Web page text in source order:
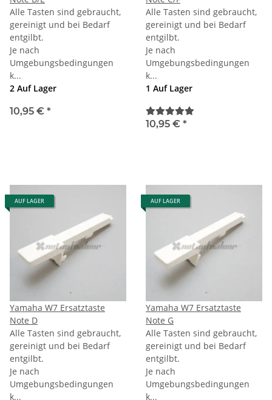
Alle Tasten sind gebraucht,
gereinigt und bei Bedarf
entgilbt.
Je nach
Umgebungsbedingungen
k...
2 Auf Lager
10,95 € *
Alle Tasten sind gebraucht,
gereinigt und bei Bedarf
entgilbt.
Je nach
Umgebungsbedingungen
k...
1 Auf Lager
10,95 € *
AUF LAGER
Yamaha W7 Ersatztaste
Note D
Alle Tasten sind gebraucht,
gereinigt und bei Bedarf
entgilbt.
Je nach
Umgebungsbedingungen
k...
AUF LAGER
Yamaha W7 Ersatztaste
Note G
Alle Tasten sind gebraucht,
gereinigt und bei Bedarf
entgilbt.
Je nach
Umgebungsbedingungen
k...